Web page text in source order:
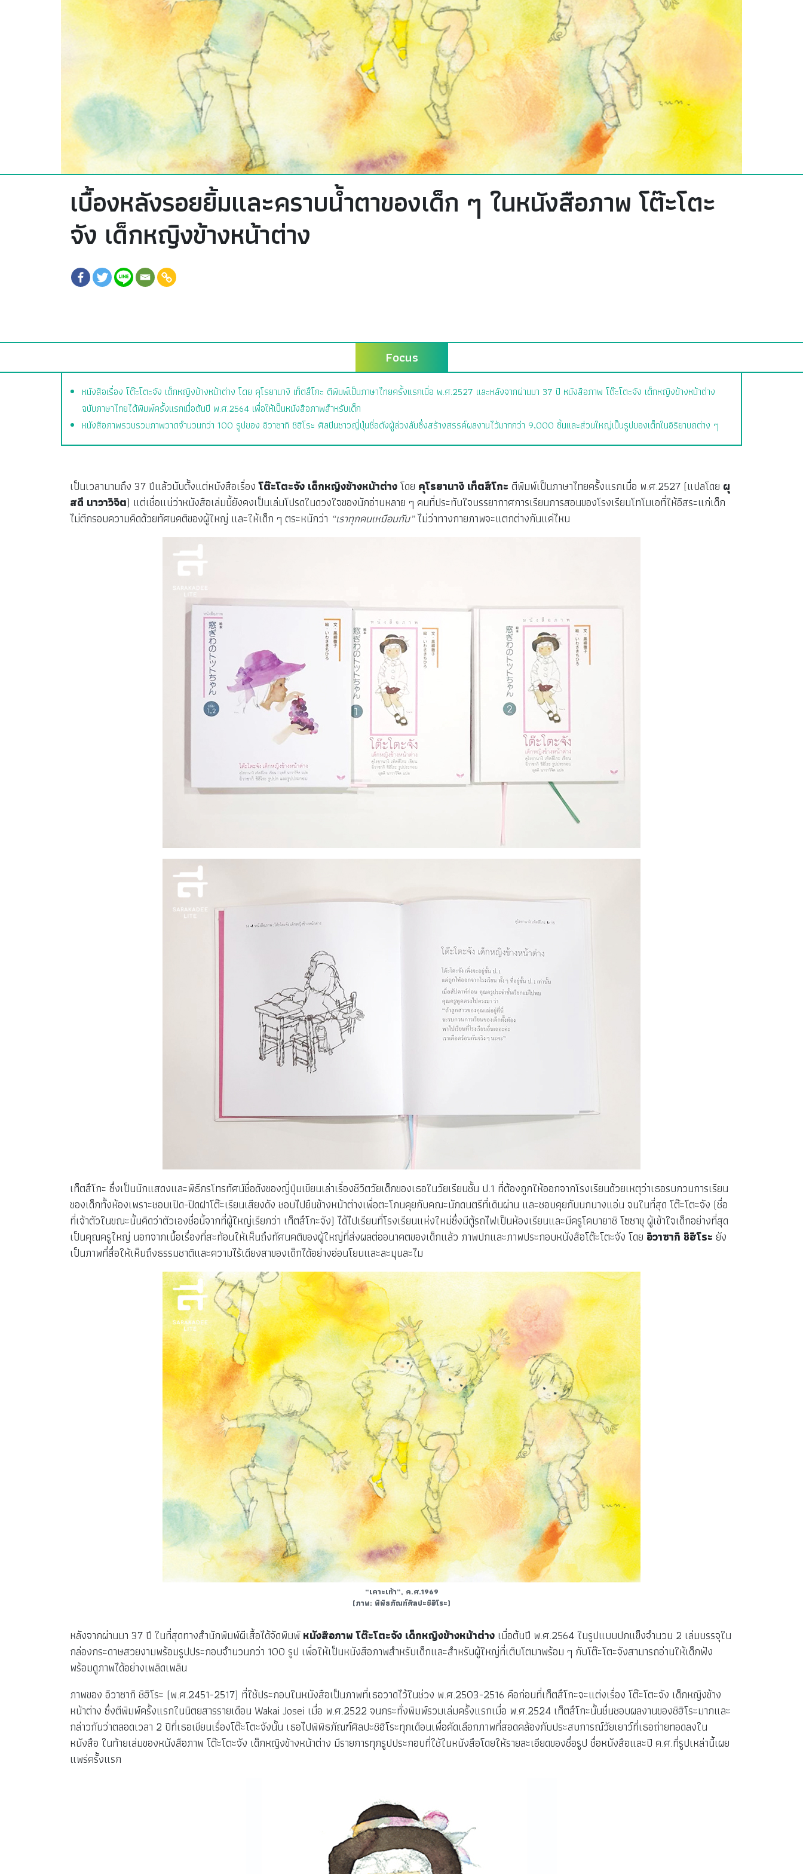
เบื้องหลังรอยยิ้มและคราบน้ำตาของเด็ก ๆ ในหนังสือภาพ โต๊ะโตะ
จัง เด็กหญิงข้างหน้าต่าง
Focus
หนังสือเรื่อง โต๊ะโตะจัง เด็กหญิงข้างหน้าต่าง โดย คุโรยานางิ เท็ตสึโกะ ตีพิมพ์เป็นภาษาไทยครั้งแรกเมื่อ พ.ศ.2527 และหลังจากผ่านมา 37 ปี หนังสือภาพ โต๊ะโตะจัง เด็กหญิงข้างหน้าต่าง
ฉบับภาษาไทยได้พิมพ์ครั้งแรกเมื่อต้นปี พ.ศ.2564 เพื่อให้เป็นหนังสือภาพสำหรับเด็ก
หนังสือภาพรวบรวมภาพวาดจำนวนกว่า 100 รูปของ อิวาซากิ ชิฮิโระ ศิลปินชาวญี่ปุ่นชื่อดังผู้ล่วงลับซึ่งสร้างสรรค์ผลงานไว้มากกว่า 9,000 ชิ้นและส่วนใหญ่เป็นรูปของเด็กในอิริยาบถต่าง ๆ
เป็นเวลานานถึง 37 ปีแล้วนับตั้งแต่หนังสือเรื่องโต๊ะโตะจัง เด็กหญิงข้างหน้าต่างโดย คุโรยานางิ เท็ตสึโกะ ตีพิมพ์เป็นภาษาไทยครั้งแรกเมื่อ พ.ศ.2527 (แปลโดย ผุ
สดี นาวาวิจิต) แต่เชื่อแน่ว่าหนังสือเล่มนี้ยังคงเป็นเล่มโปรดในดวงใจของนักอ่านหลาย ๆ คนที่ประทับใจบรรยากาศการเรียนการสอนของโรงเรียนโทโมเอที่ให้อิสระแก่เด็ก
ไม่ตีกรอบความคิดด้วยทัศนคติของผู้ใหญ่ และให้เด็ก ๆ ตระหนักว่า “เราทุกคนเหมือนกัน”ไม่ว่าทางกายภาพจะแตกต่างกันแค่ไหน
เท็ตสึโกะ ซึ่งเป็นนักแสดงและพิธีกรโทรทัศน์ชื่อดังของญี่ปุ่นเขียนเล่าเรื่องชีวิตวัยเด็กของเธอในวัยเรียนชั้น ป.1 ที่ต้องถูกให้ออกจากโรงเรียนด้วยเหตุว่าเธอรบกวนการเรียน
ของเด็กทั้งห้องเพราะชอบเปิด-ปิดฝาโต๊ะเรียนเสียงดัง ชอบไปยืนข้างหน้าต่างเพื่อตะโกนคุยกับคณะนักดนตรีที่เดินผ่าน และชอบคุยกับนกนางแอ่น จนในที่สุด โต๊ะโตะจัง (ชื่อ
ที่เจ้าตัวในขณะนั้นคิดว่าตัวเองชื่อนี้จากที่ผู้ใหญ่เรียกว่า เท็ตสึโกะจัง) ได้ไปเรียนที่โรงเรียนแห่งใหม่ซึ่งมีตู้รถไฟเป็นห้องเรียนและมีครูโคบายาชิ โซซาขุ ผู้เข้าใจเด็กอย่างที่สุด
เป็นคุณครูใหญ่ นอกจากเนื้อเรื่องที่สะท้อนให้เห็นถึงทัศนคติของผู้ใหญ่ที่ส่งผลต่ออนาคตของเด็กแล้ว ภาพปกและภาพประกอบหนังสือโต๊ะโตะจัง โดย อิวาซากิ ชิฮิโระ ยัง
เป็นภาพที่สื่อให้เห็นถึงธรรมชาติและความไร้เดียงสาของเด็กได้อย่างอ่อนโยนและละมุนละไม
“เคาะเท้า”, ค.ศ.1969
(ภาพ: พิพิธภัณฑ์ศิลปะชิฮิโระ)
หลังจากผ่านมา 37 ปี ในที่สุดทางสำนักพิมพ์ผีเสื้อได้จัดพิมพ์หนังสือภาพ โต๊ะโตะจัง เด็กหญิงข้างหน้าต่าง เมื่อต้นปี พ.ศ.2564 ในรูปแบบปกแข็งจำนวน 2 เล่มบรรจุใน
กล่องกระดาษสวยงามพร้อมรูปประกอบจำนวนกว่า 100 รูป เพื่อให้เป็นหนังสือภาพสำหรับเด็กและสำหรับผู้ใหญ่ที่เติบโตมาพร้อม ๆ กับโต๊ะโตะจังสามารถอ่านให้เด็กฟัง
พร้อมดูภาพได้อย่างเพลิดเพลิน
ภาพของ อิวาซากิ ชิฮิโระ (พ.ศ.2451-2517) ที่ใช้ประกอบในหนังสือเป็นภาพที่เธอวาดไว้ในช่วง พ.ศ.2503-2516 คือก่อนที่เท็ตสึโกะจะแต่งเรื่อง โต๊ะโตะจัง เด็กหญิงข้าง
หน้าต่าง ซึ่งตีพิมพ์ครั้งแรกในนิตยสารรายเดือน Wakai Josei เมื่อ พ.ศ.2522 จนกระทั่งพิมพ์รวมเล่มครั้งแรกเมื่อ พ.ศ.2524 เท็ตสึโกะนั้นชื่นชอบผลงานของชิฮิโระมากและ
กล่าวกันว่าตลอดเวลา 2 ปีที่เธอเขียนเรื่องโต๊ะโตะจังนั้น เธอไปพิพิธภัณฑ์ศิลปะชิฮิโระทุกเดือนเพื่อคัดเลือกภาพที่สอดคล้องกับประสบการณ์วัยเยาว์ที่เธอถ่ายทอดลงใน
หนังสือ ในท้ายเล่มของหนังสือภาพ โต๊ะโตะจัง เด็กหญิงข้างหน้าต่าง มีรายการทุกรูปประกอบที่ใช้ในหนังสือโดยให้รายละเอียดของชื่อรูป ชื่อหนังสือและปี ค.ศ.ที่รูปเหล่านี้เผย
แพร่ครั้งแรก